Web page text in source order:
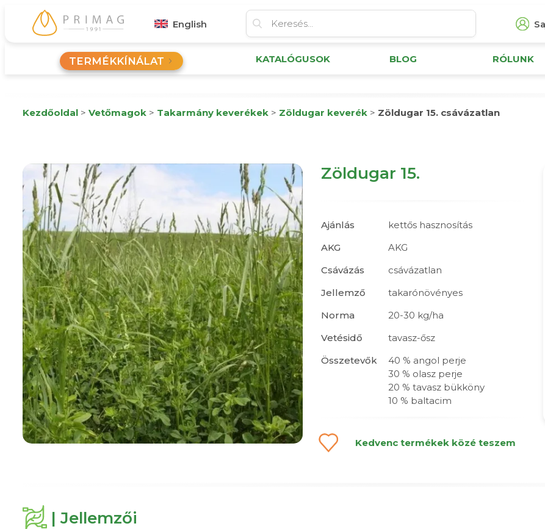
English
TERMÉKKÍNÁLAT KATALÓGUSOK BLOG RÓLUNK
Kezdőoldal > Vetőmagok > Takarmány keverékek > Zöldugar keverék > Zöldugar 15. csávázatlan
Zöldugar 15.
Ajánlás
kettős hasznosítás
AKG
AKG
Csávázás
csávázatlan
Jellemző
takarónövényes
Norma
20-30 kg/ha
Vetésidő
tavasz-ősz
Összetevők
40 % angol perje
30 % olasz perje
20 % tavasz bükköny
10 % baltacim
Kedvenc termékek közé teszem
| Jellemzői